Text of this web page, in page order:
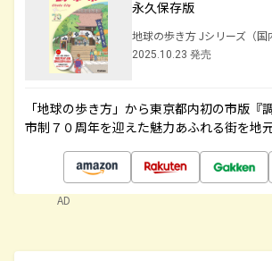
永久保存版
地球の歩き方 Jシリーズ（国
2025.10.23 発売
「地球の歩き方」から東京都内初の市版
市制７０周年を迎えた魅力あふれる街を地
AD